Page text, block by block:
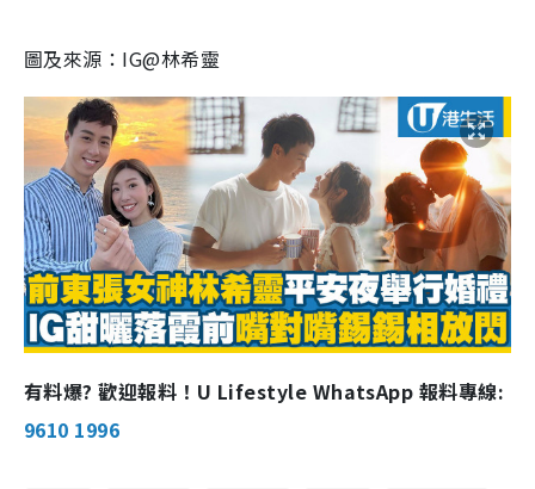
圖及來源：IG@林希靈
有料爆? 歡迎報料！U Lifestyle WhatsApp 報料專線:
9610 1996